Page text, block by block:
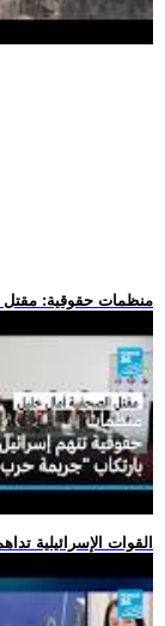
.. منظمات حقوقية: مقتل
.. القوات الإسرائيلية